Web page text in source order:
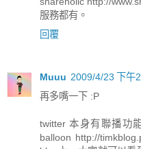
服務都有。
回覆
Muuu 2009/4/23 下午
再多嘴一下 :P
twitter 本身有聯播功
balloon http://